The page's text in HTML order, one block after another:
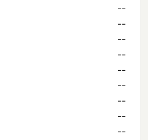
--
--
--
--
--
--
--
--
--